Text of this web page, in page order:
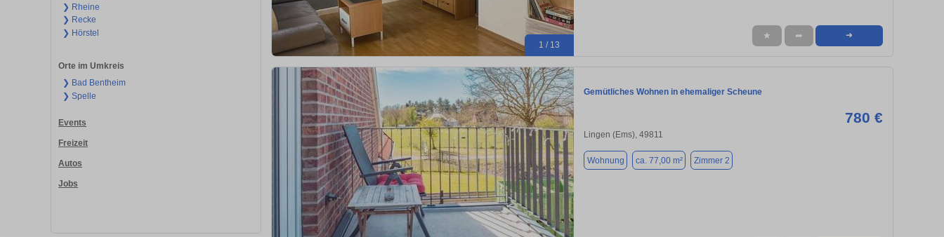
❯ Rheine
❯ Recke
❯ Hörstel
Orte im Umkreis
❯ Bad Bentheim
❯ Spelle
Events
Freizeit
Autos
Jobs
1 / 13
★ ➦ ➜
Gemütliches Wohnen in ehemaliger Scheune
780 €
Lingen (Ems), 49811
Wohnung ca. 77,00 m² Zimmer 2